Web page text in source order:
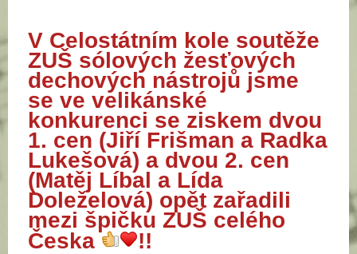
V Celostátním kole soutěže
ZUŠ sólových žesťových
dechových nástrojů jsme
se ve velikánské
konkurenci se ziskem dvou
1. cen (Jiří Frišman a Radka
Lukešová) a dvou 2. cen
(Matěj Líbal a Lída
Doleželová) opět zařadili
mezi špičku ZUŠ celého
Česka
​!!